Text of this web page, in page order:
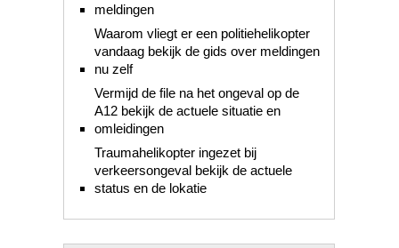
meldingen
Waarom vliegt er een politiehelikopter
vandaag bekijk de gids over meldingen
nu zelf
Vermijd de file na het ongeval op de
A12 bekijk de actuele situatie en
omleidingen
Traumahelikopter ingezet bij
verkeersongeval bekijk de actuele
status en de lokatie